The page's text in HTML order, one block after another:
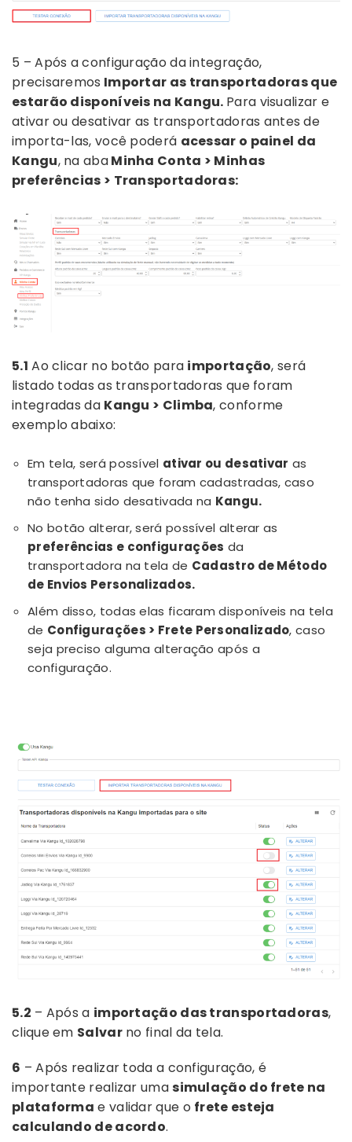
5 – Após a configuração da integração,
precisaremos Importar as transportadoras que
estarão disponíveis na Kangu. Para visualizar e
ativar ou desativar as transportadoras antes de
importa-las, você poderá acessar o painel da
Kangu, na abaMinha Conta > Minhas
preferências > Transportadoras:
5.1 Ao clicar no botão para importação, será
listado todas as transportadoras que foram
integradas da Kangu > Climba, conforme
exemplo abaixo:
Em tela, será possível ativar ou desativar as
transportadoras que foram cadastradas, caso
não tenha sido desativada na Kangu.
No botão alterar, será possível alterar as
preferências e configurações da
transportadora na tela de Cadastro de Método
de Envios Personalizados.
Além disso, todas elas ficaram disponíveis na tela
de Configurações > Frete Personalizado, caso
seja preciso alguma alteração após a
configuração.
5.2 – Após a importação das transportadoras,
clique em Salvarno final da tela.
6 – Após realizar toda a configuração, é
importante realizar umasimulação do frete na
plataforma e validar que o frete esteja
calculando de acordo.